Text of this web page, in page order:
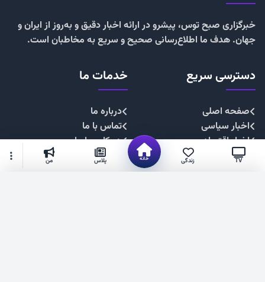
TV زندگی خانه پلاس من
خبرگزاری صبح توس، پیشرو در ارائه اخبار دقیق و به‌روز از ایران و
جهان. هدف ما اطلاع‌رسانی صحیح و سریع به مخاطبان است.
دسترسی سریع
صفحه اصلی
اخبار سیاسی
اخبار اقتصادی
اخبار اجتماعی
خدمات ما
درباره ما
تماس با ما
همکاری با ما
تبلیغات